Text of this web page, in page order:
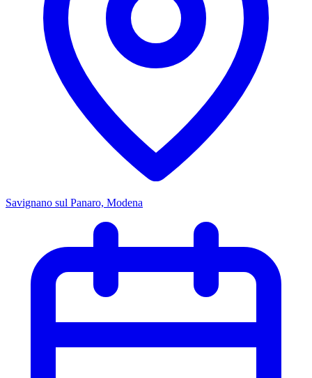
Savignano sul Panaro, Modena